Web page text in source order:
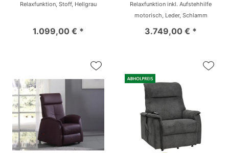
Relaxfunktion, Stoff, Hellgrau
1.099,00 € *
Relaxfunktion inkl. Aufstehhilfe
motorisch, Leder, Schlamm
3.749,00 € *